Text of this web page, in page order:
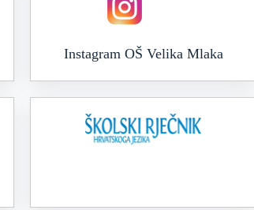
Instagram OŠ Velika Mlaka